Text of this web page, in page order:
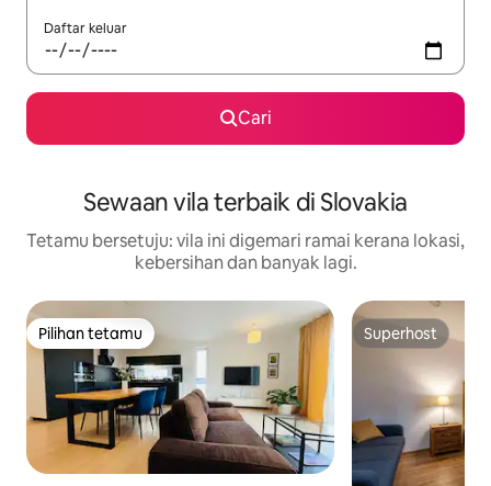
Daftar keluar
Cari
Sewaan vila terbaik di Slovakia
Tetamu bersetuju: vila ini digemari ramai kerana lokasi,
kebersihan dan banyak lagi.
Pilihan tetamu
Pilihan tetamu Superhost
Superhost